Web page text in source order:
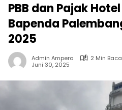
fokus
pada
pemberitaan
nasional
maupun
international,
PBB dan Pajak
Bapenda
2025
Admin Ampera
2 Min Baca
Juni 30, 2025